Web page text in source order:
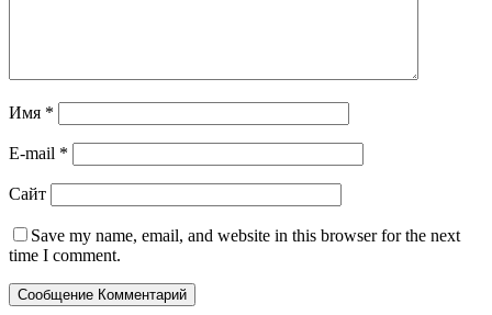
Имя *
E-mail *
Сайт
Save my name, email, and website in this browser for the next
time I comment.